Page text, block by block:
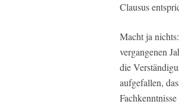
Clausus
Macht ja
vergangenen
die
aufgefallen,